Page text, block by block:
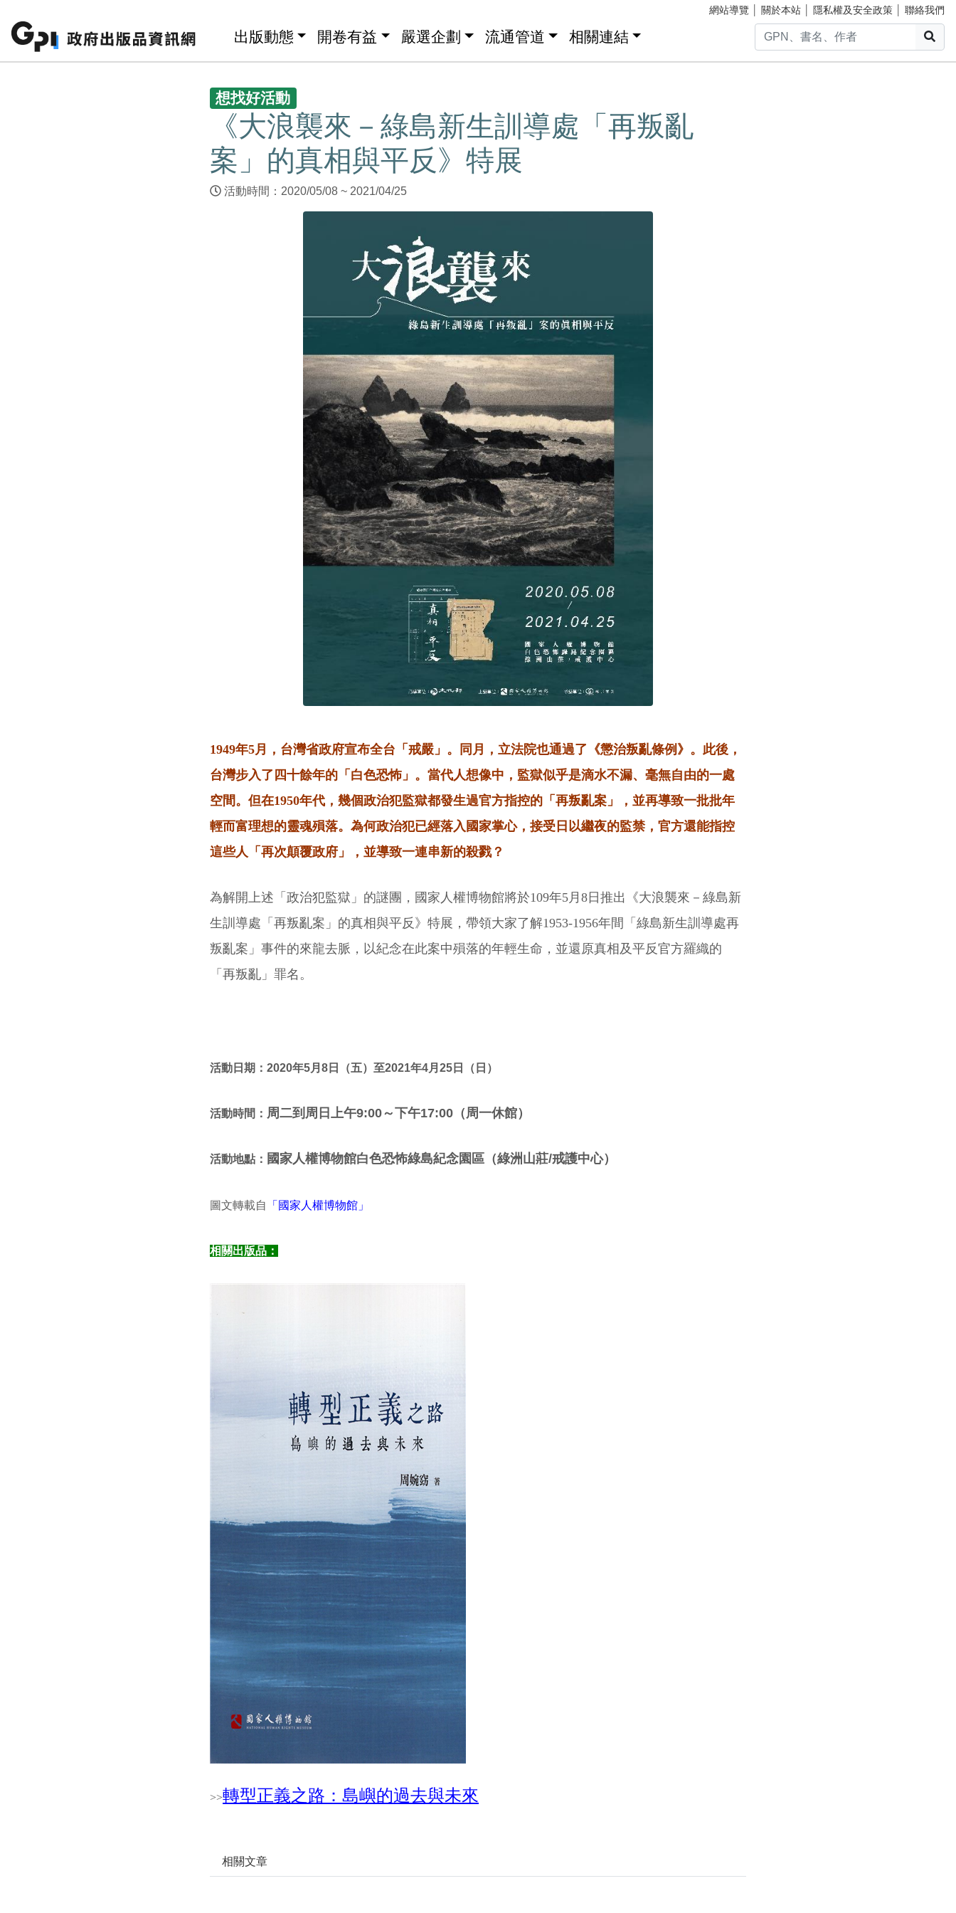
網站導覽 關於本站 隱私權及安全政策 聯絡我們
出版動態 開卷有益 嚴選企劃 流通管道 相關連結
想找好活動
《大浪襲來－綠島新生訓導處「再叛亂
案」的真相與平反》特展
活動時間：2020/05/08 ~ 2021/04/25
1949年5月，台灣省政府宣布全台「戒嚴」。同月，立法院也通過了《懲治叛亂條例》。此後，
台灣步入了四十餘年的「白色恐怖」。當代人想像中，監獄似乎是滴水不漏、毫無自由的一處
空間。但在1950年代，幾個政治犯監獄都發生過官方指控的「再叛亂案」，並再導致一批批年
輕而富理想的靈魂殞落。為何政治犯已經落入國家掌心，接受日以繼夜的監禁，官方還能指控
這些人「再次顛覆政府」，並導致一連串新的殺戮？
為解開上述「政治犯監獄」的謎團，國家人權博物館將於109年5月8日推出《大浪襲來－綠島新
生訓導處「再叛亂案」的真相與平反》特展，帶領大家了解1953-1956年間「綠島新生訓導處再
叛亂案」事件的來龍去脈，以紀念在此案中殞落的年輕生命，並還原真相及平反官方羅織的
「再叛亂」罪名。
活動日期：2020年5月8日（五）至2021年4月25日（日）
活動時間： 周二到周日上午9:00～下午17:00（周一休館）
活動地點： 國家人權博物館白色恐怖綠島紀念園區（綠洲山莊/戒護中心）
圖文轉載自 「國家人權博物館」
相關出版品：
>>轉型正義之路：島嶼的過去與未來
相關文章